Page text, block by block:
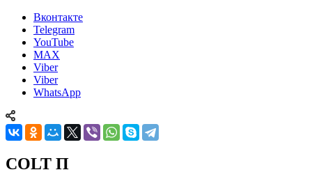
Вконтакте
Telegram
YouTube
MAX
Viber
Viber
WhatsApp
COLT П